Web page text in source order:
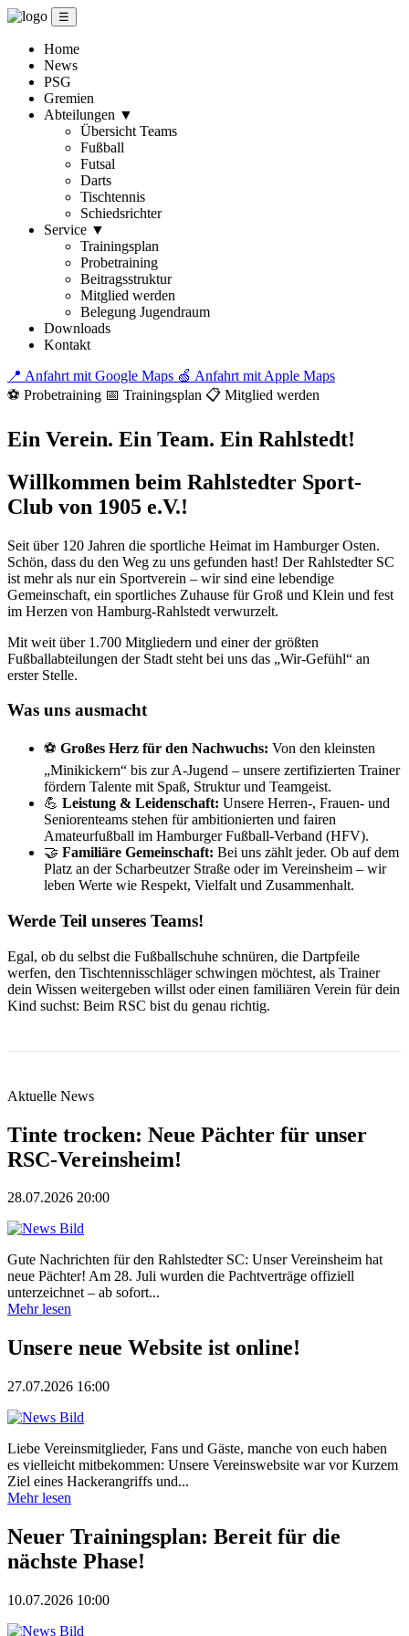
☰
Home
News
PSG
Gremien
Abteilungen ▼
Übersicht Teams
Fußball
Futsal
Darts
Tischtennis
Schiedsrichter
Service ▼
Trainingsplan
Probetraining
Beitragsstruktur
Mitglied werden
Belegung Jugendraum
Downloads
Kontakt
📍 Anfahrt mit Google Maps 🍏 Anfahrt mit Apple Maps
⚽ Probetraining 📅 Trainingsplan 📋 Mitglied werden
Ein Verein. Ein Team. Ein Rahlstedt!
Willkommen beim Rahlstedter Sport-
Club von 1905 e.V.!
Seit über 120 Jahren die sportliche Heimat im Hamburger Osten.
Schön, dass du den Weg zu uns gefunden hast! Der Rahlstedter SC
ist mehr als nur ein Sportverein – wir sind eine lebendige
Gemeinschaft, ein sportliches Zuhause für Groß und Klein und fest
im Herzen von Hamburg-Rahlstedt verwurzelt.
Mit weit über 1.700 Mitgliedern und einer der größten
Fußballabteilungen der Stadt steht bei uns das „Wir-Gefühl“ an
erster Stelle.
Was uns ausmacht
⚽ Großes Herz für den Nachwuchs: Von den kleinsten
„Minikickern“ bis zur A-Jugend – unsere zertifizierten Trainer
fördern Talente mit Spaß, Struktur und Teamgeist.
💪 Leistung & Leidenschaft: Unsere Herren-, Frauen- und
Seniorenteams stehen für ambitionierten und fairen
Amateurfußball im Hamburger Fußball-Verband (HFV).
🤝 Familiäre Gemeinschaft: Bei uns zählt jeder. Ob auf dem
Platz an der Scharbeutzer Straße oder im Vereinsheim – wir
leben Werte wie Respekt, Vielfalt und Zusammenhalt.
Werde Teil unseres Teams!
Egal, ob du selbst die Fußballschuhe schnüren, die Dartpfeile
werfen, den Tischtennisschläger schwingen möchtest, als Trainer
dein Wissen weitergeben willst oder einen familiären Verein für dein
Kind suchst: Beim RSC bist du genau richtig.
Aktuelle News
Tinte trocken: Neue Pächter für unser
RSC-Vereinsheim!
28.07.2026 20:00
Gute Nachrichten für den Rahlstedter SC: Unser Vereinsheim hat
neue Pächter! Am 28. Juli wurden die Pachtverträge offiziell
unterzeichnet – ab sofort...
Mehr lesen
Unsere neue Website ist online!
27.07.2026 16:00
Liebe Vereinsmitglieder, Fans und Gäste, manche von euch haben
es vielleicht mitbekommen: Unsere Vereinswebsite war vor Kurzem
Ziel eines Hackerangriffs und...
Mehr lesen
Neuer Trainingsplan: Bereit für die
nächste Phase!
10.07.2026 10:00